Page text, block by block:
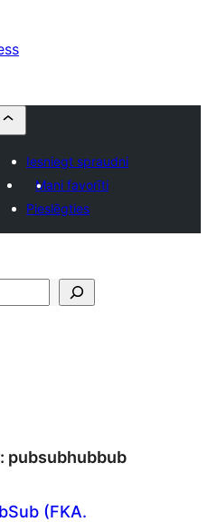
Iesniegt spraudni
Mani favorīti
Pieslēgties
pubsubhubbub
(FKA.